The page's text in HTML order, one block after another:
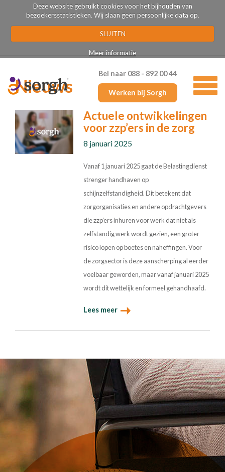
Deze website gebruikt cookies voor het bijhouden van
bezoekersstatistieken. Wij slaan geen persoonlijke data op.
SLUITEN
Meer informatie
Bel naar 088 - 892 00 44
Werken bij Sorgh
Nieuws
Actuele ontwikkelingen
voor zzp’ers in de zorg
8 januari 2025
Vanaf 1 januari 2025 gaat de Belastingdienst
strenger handhaven op
schijnzelfstandigheid. Dit betekent dat
zorgorganisaties en andere opdrachtgevers
die zzp’ers inhuren voor werk dat niet als
zelfstandig werk wordt gezien, een groter
risico lopen op boetes en naheffingen. Voor
de zorgsector is deze aanscherping al eerder
voelbaar geworden, maar vanaf januari 2025
wordt dit wettelijk en formeel gehandhaafd.
Lees meer